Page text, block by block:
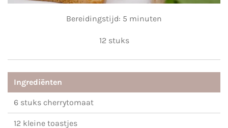
Bereidingstijd: 5 minuten
12 stuks
Ingrediënten
6 stuks cherrytomaat
12 kleine toastjes